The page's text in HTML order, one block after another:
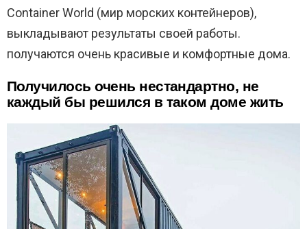
Container World (мир морских контейнеров),
выкладывают результаты своей работы.
получаются очень красивые и комфортные дома.
Получилось очень нестандартно, не
каждый бы решился в таком доме жить